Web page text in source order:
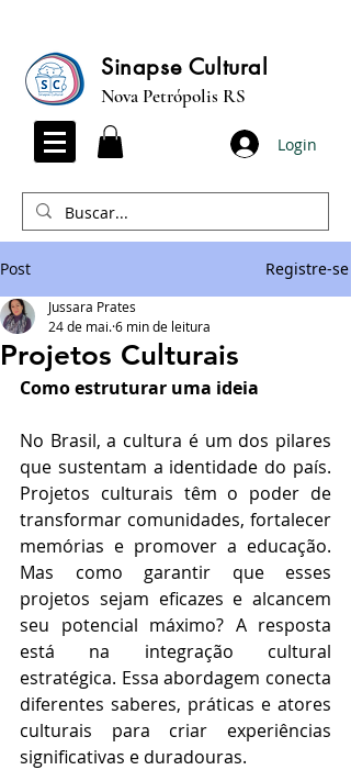
Sinapse Cultural
Nova Petrópolis RS
Login
Post Registre-se
Projetos Culturais
Jussara Prates
24 de mai.6 min de leitura
Como estruturar uma ideia
No Brasil, a cultura é um dos pilares
que sustentam a identidade do país.
Projetos culturais têm o poder de
transformar comunidades, fortalecer
memórias e promover a educação.
Mas como garantir que esses
projetos sejam eficazes e alcancem
seu potencial máximo? A resposta
está na integração cultural
estratégica. Essa abordagem conecta
diferentes saberes, práticas e atores
culturais para criar experiências
significativas e duradouras.